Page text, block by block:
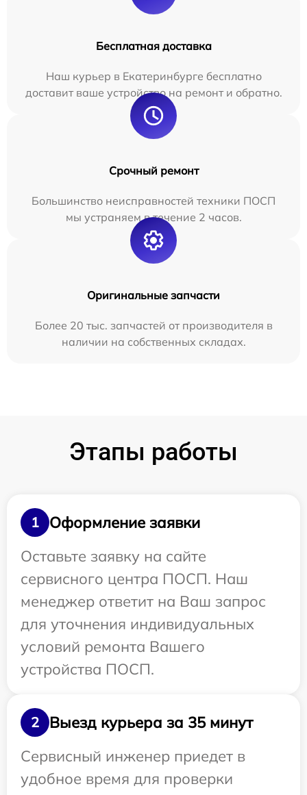
Бесплатная доставка
Наш курьер в Екатеринбурге бесплатно
доставит ваше устройство на ремонт и обратно.
Срочный ремонт
Большинство неисправностей техники ПОСП
мы устраняем в течение 2 часов.
Оригинальные запчасти
Более 20 тыс. запчастей от производителя в
наличии на собственных складах.
Этапы работы
1
Оформление заявки
Оставьте заявку на сайте
сервисного центра ПОСП. Наш
менеджер ответит на Ваш запрос
для уточнения индивидуальных
условий ремонта Вашего
устройства ПОСП.
2
Выезд курьера за 35 минут
Сервисный инженер приедет в
удобное время для проверки